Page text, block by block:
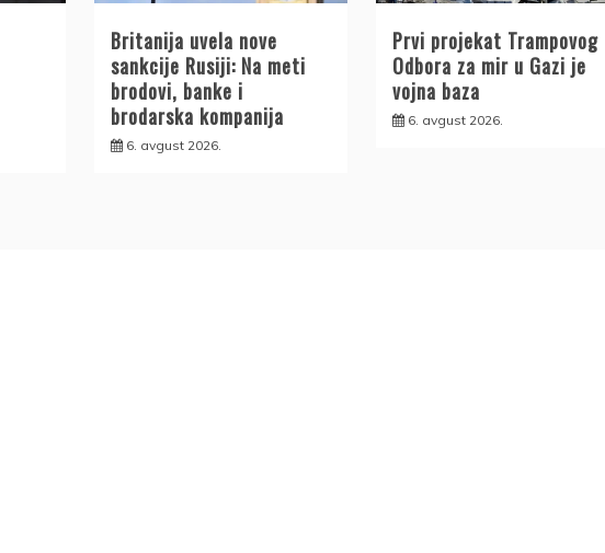
Britanija uvela nove
sankcije Rusiji: Na meti
brodovi, banke i
brodarska kompanija
6. avgust 2026.
Prvi projekat Trampovog
Odbora za mir u Gazi je
vojna baza
6. avgust 2026.